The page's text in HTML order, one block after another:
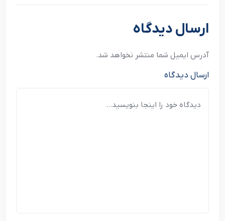
نوشته بعدی
ارسال دیدگاه
آدرس ایمیل شما منتشر نخواهد شد.
ارسال دیدگاه